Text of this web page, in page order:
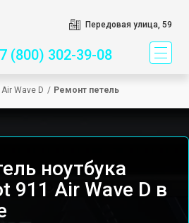
Передовая улица, 59
(800) 302-39-08
Wave D / Ремонт петель
ноутбука
911 Air Wave D в